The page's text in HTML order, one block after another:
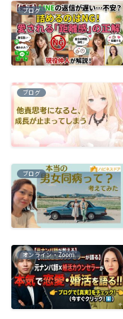
ブログ
ブログ
ブログ
オンライン・Zoom